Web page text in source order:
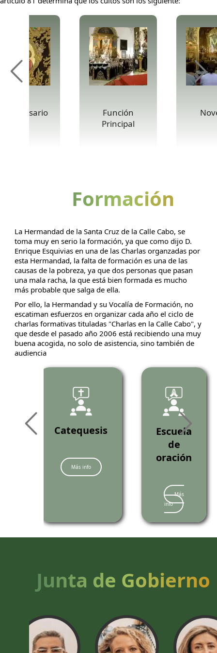
Rosario
Función
Principal
Formación
La Hermandad de la Santa Cruz de la Calle Cabo, se
toma muy en serio la formación, ya que como dijo D.
Enrique Esquivias en una de las Charlas organzadas por
esta Hermandad, la falta de formación es una de las
causas de la pobreza, ya que dos personas que pasan
una mala racha, la que está bien formada es mucho
más probable que salga de ella.
Por ello, la Hermandad y su Vocalía de Formación, no
escatiman esfuerzos en organizar cada año el ciclo de
charlas formativas tituladas "Charlas en la Calle Cabo", y
que desde el pasado año 2006 está recibiendo una muy
buena acogida, no solo de asistencia, sino también de
audiencia
Catequesis
Más info
Escuela
de
oración
Más
info
Junta de Gobierno